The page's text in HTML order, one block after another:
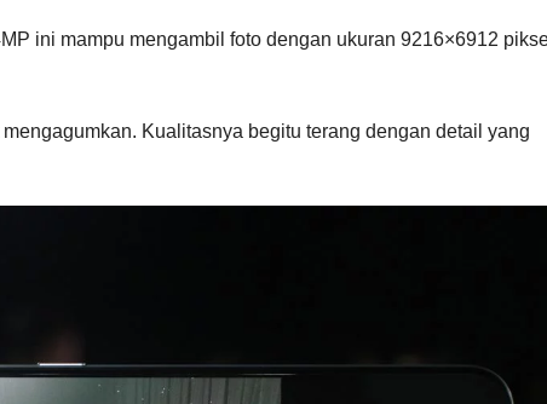
ini mampu mengambil foto dengan ukuran 9216×6912
Kualitasnya begitu terang dengan detail yang